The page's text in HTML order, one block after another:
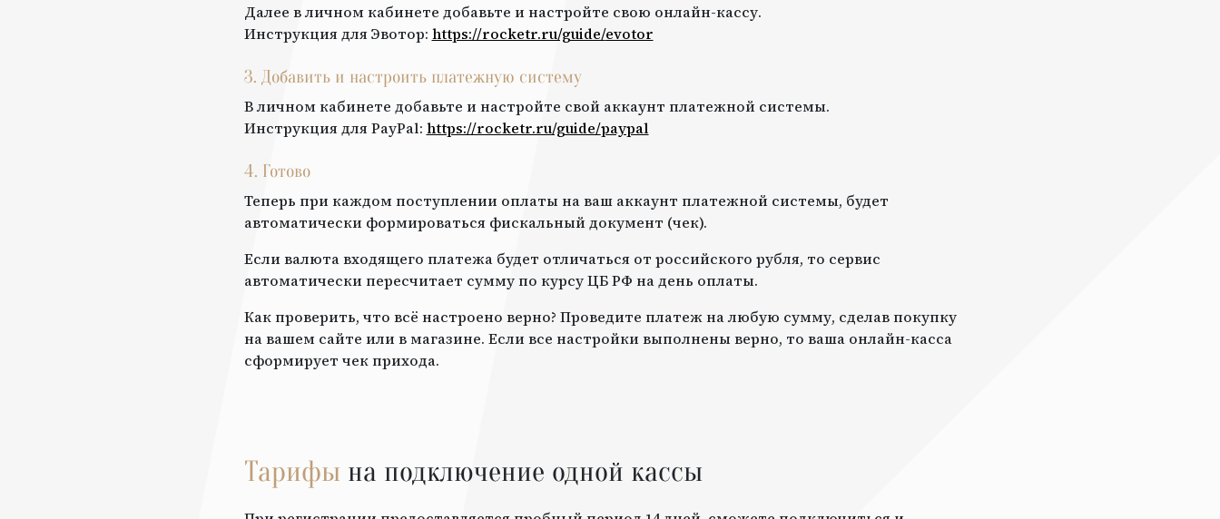
Далее в личном кабинете добавьте и настройте свою онлайн-кассу.
Инструкция дляЭвотор: https://rocketr.ru/guide/evotor
3. Добавить и настроить платежную систему
В личном кабинете добавьте и настройте свой аккаунт платежной системы.
Инструкция дляPayPal: https://rocketr.ru/guide/paypal
4. Готово
Теперь при каждом поступлении оплаты на ваш аккаунт платежной системы, будет
автоматически формироваться фискальный документ (чек).
Если валюта входящего платежа будет отличаться от российского рубля, то сервис
автоматически пересчитает сумму по курсу ЦБ РФ на день оплаты.
Как проверить, что всё настроено верно? Проведите платеж на любую сумму, сделав покупку
на вашем сайте или в магазине. Если все настройки выполнены верно, то ваша онлайн-касса
сформирует чек прихода.
Тарифы на подключение одной кассы